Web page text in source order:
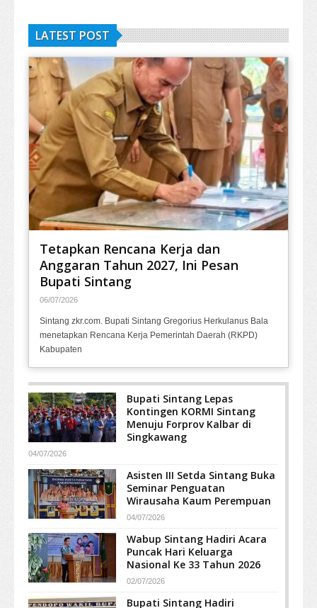
LATEST POST
Tetapkan Rencana Kerja dan
Anggaran Tahun 2027, Ini Pesan
Bupati Sintang
06/07/2026
Sintang zkr.com. Bupati Sintang Gregorius Herkulanus Bala
menetapkan Rencana Kerja Pemerintah Daerah (RKPD)
Kabupaten
Bupati Sintang Lepas
Kontingen KORMI Sintang
Menuju Forprov Kalbar di
Singkawang
04/07/2026
Asisten III Setda Sintang Buka
Seminar Penguatan
Wirausaha Kaum Perempuan
04/07/2026
Wabup Sintang Hadiri Acara
Puncak Hari Keluarga
Nasional Ke 33 Tahun 2026
02/07/2026
Bupati Sintang Hadiri